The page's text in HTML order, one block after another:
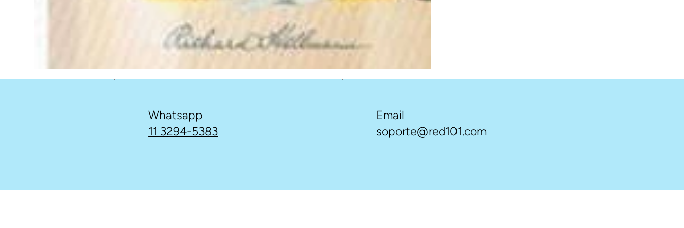
Whatsapp
11 3294-5383
Email
soporte@red101.com